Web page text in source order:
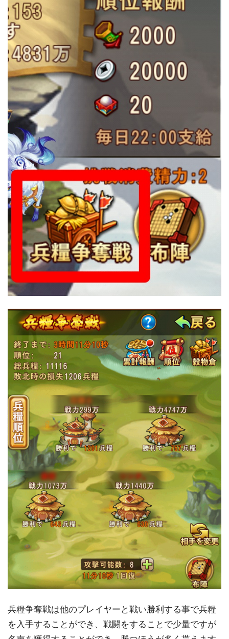
兵糧争奪戦は他のプレイヤーと戦い勝利する事で兵糧
を入手することができ、戦闘をすることで少量ですが